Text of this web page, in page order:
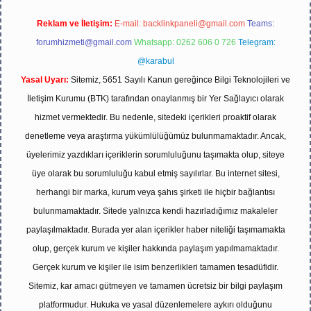
Reklam ve İletişim: E-mail: backlinkpaneli@gmail.com Teams:
forumhizmeti@gmail.com Whatsapp: 0262 606 0 726 Telegram:
@karabul
Yasal Uyarı: Sitemiz, 5651 Sayılı Kanun gereğince Bilgi Teknolojileri ve
İletişim Kurumu (BTK) tarafından onaylanmış bir Yer Sağlayıcı olarak
hizmet vermektedir. Bu nedenle, sitedeki içerikleri proaktif olarak
denetleme veya araştırma yükümlülüğümüz bulunmamaktadır. Ancak,
üyelerimiz yazdıkları içeriklerin sorumluluğunu taşımakta olup, siteye
üye olarak bu sorumluluğu kabul etmiş sayılırlar. Bu internet sitesi,
herhangi bir marka, kurum veya şahıs şirketi ile hiçbir bağlantısı
bulunmamaktadır. Sitede yalnızca kendi hazırladığımız makaleler
paylaşılmaktadır. Burada yer alan içerikler haber niteliği taşımamakta
olup, gerçek kurum ve kişiler hakkında paylaşım yapılmamaktadır.
Gerçek kurum ve kişiler ile isim benzerlikleri tamamen tesadüfidir.
Sitemiz, kar amacı gütmeyen ve tamamen ücretsiz bir bilgi paylaşım
platformudur. Hukuka ve yasal düzenlemelere aykırı olduğunu